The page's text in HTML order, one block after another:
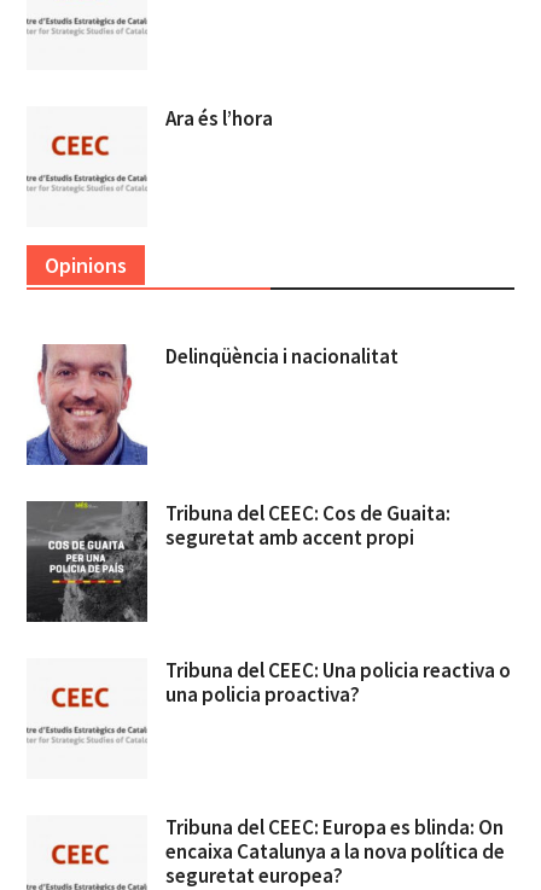
Ara és l’hora
Opinions
Delinqüència i nacionalitat
Tribuna del CEEC: Cos de Guaita:
seguretat amb accent propi
Tribuna del CEEC: Una policia reactiva o
una policia proactiva?
Tribuna del CEEC: Europa es blinda: On
encaixa Catalunya a la nova política de
seguretat europea?